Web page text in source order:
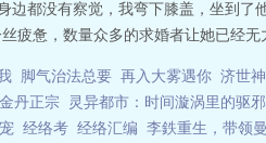
边都没有察觉，我弯下膝盖，坐到
疲惫，数量众多的求婚者让她已经
脚气治法总要 再入大雾遇你 济世
金丹正宗 灵异都市：时间漩涡里的驱
经络考 经络汇编 李鉄重生，带领